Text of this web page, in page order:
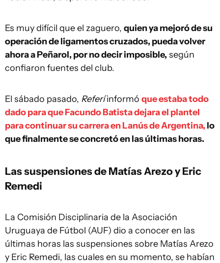
Es muy difícil que el zaguero, quien ya mejoró de su
operación de ligamentos cruzados, pueda volver
ahora a Peñarol, por no decir imposible, según
confiaron fuentes del club.
El sábado pasado, Referíinformó que estaba todo
dado para que Facundo Batista dejara el plantel
para continuar su carrera en Lanús de Argentina, lo
que finalmente se concretó en las últimas horas.
Las suspensiones de Matías Arezo y Eric
Remedi
La Comisión Disciplinaria de la Asociación
Uruguaya de Fútbol (AUF) dio a conocer en las
últimas horas las suspensiones sobre Matías Arezo
y Eric Remedi, las cuales en su momento, se habían